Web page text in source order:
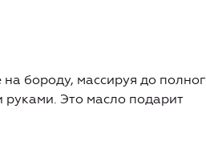
бороду, массируя до
Это масло подарит